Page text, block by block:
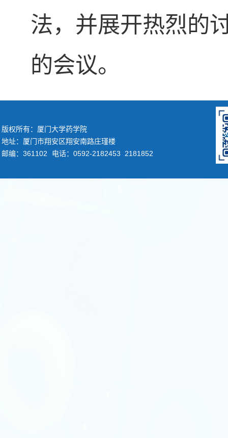
法，并展开热烈的
的会议。
版权所有：厦门大学药学院
地址：厦门市翔安区翔安南路庄瑾楼
邮编：361102
电话：0592-2182453 2181852